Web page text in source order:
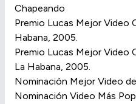
Chapeando
Premio Lucas Mejor Video
Habana, 2005.
Premio Lucas Mejor Video
La Habana, 2005.
Nominación Mejor Video
Nominación Video Más